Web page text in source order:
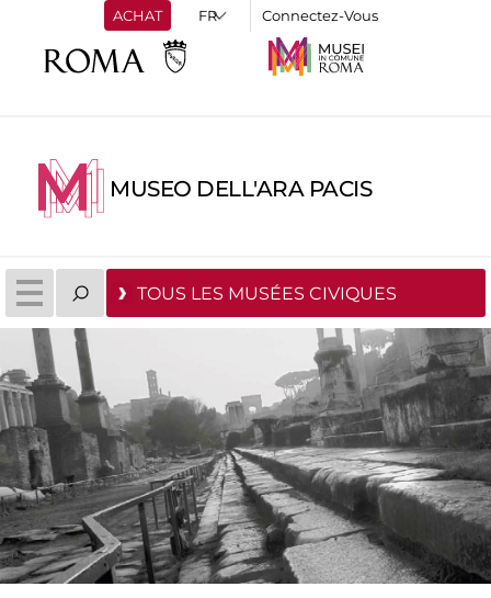
ACHAT Connectez-Vous
MUSEO DELL'ARA PACIS
TOUS LES MUSÉES CIVIQUES